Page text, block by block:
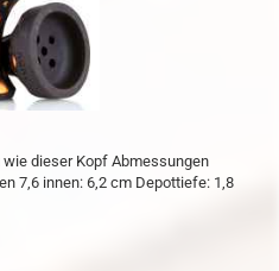
dieser Kopf Abmessungen
7,6 innen: 6,2 cm Depottiefe: 1,8